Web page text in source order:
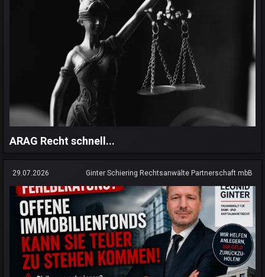
ARAG Recht schnell...
29.07.2026 Ginter Schiering Rechtsanwälte Partnerschaft mbB